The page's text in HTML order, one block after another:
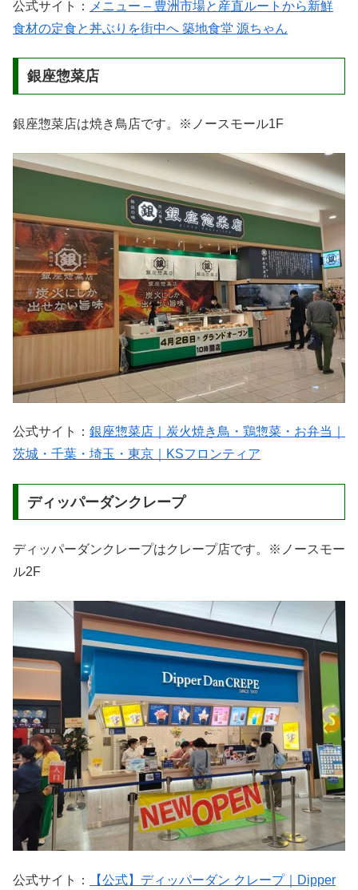
公式サイト：
メニュー – 豊洲市場と産直ルートから新鮮
食材の定食と丼ぶりを街中へ 築地食堂 源ちゃん
銀座惣菜店
銀座惣菜店は焼き鳥店です。※ノースモール1F
公式サイト： 銀座惣菜店｜炭火焼き鳥・鶏惣菜・お弁当｜
茨城・千葉・埼玉・東京｜KSフロンティア
ディッパーダンクレープ
ディッパーダンクレープはクレープ店です。※ノースモー
ル2F
公式サイト：
【公式】ディッパーダン クレープ｜Dipper